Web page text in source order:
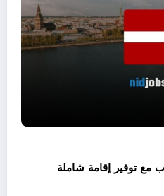
مع توفير إقامة شاملة